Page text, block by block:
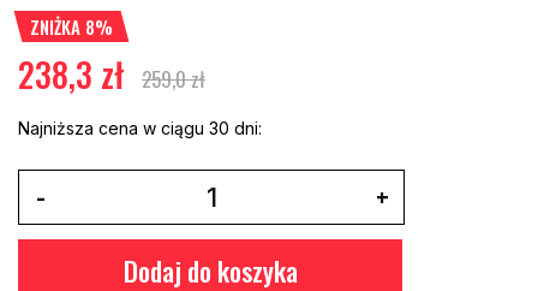
ZNIŻKA 8%
238,3 zł 259,0 zł
Najniższa cena w ciągu 30 dni:
Dodaj do koszyka